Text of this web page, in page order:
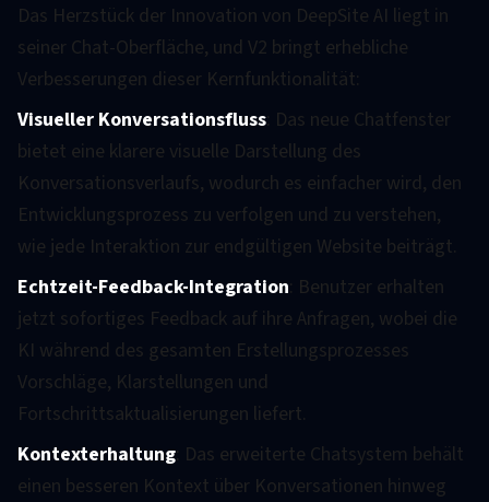
Das Herzstück der Innovation von DeepSite AI liegt in
seiner Chat-Oberfläche, und V2 bringt erhebliche
Verbesserungen dieser Kernfunktionalität:
Visueller Konversationsfluss: Das neue Chatfenster
bietet eine klarere visuelle Darstellung des
Konversationsverlaufs, wodurch es einfacher wird, den
Entwicklungsprozess zu verfolgen und zu verstehen,
wie jede Interaktion zur endgültigen Website beiträgt.
Echtzeit-Feedback-Integration: Benutzer erhalten
jetzt sofortiges Feedback auf ihre Anfragen, wobei die
KI während des gesamten Erstellungsprozesses
Vorschläge, Klarstellungen und
Fortschrittsaktualisierungen liefert.
Kontexterhaltung: Das erweiterte Chatsystem behält
einen besseren Kontext über Konversationen hinweg